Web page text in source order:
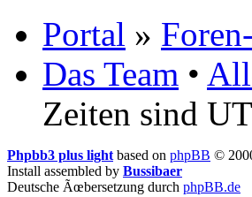
Portal »
Das Team •
Zeiten sind
Phpbb3 plus lightbased on phpBB ©
Install assembled by Bussibaer
Deutsche Ãœbersetzung durch phpBB.de